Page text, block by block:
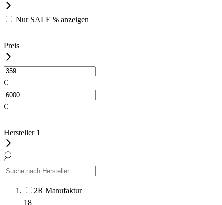
Nur SALE % anzeigen
Preis
€
€
Hersteller 1
2R Manufaktur
18